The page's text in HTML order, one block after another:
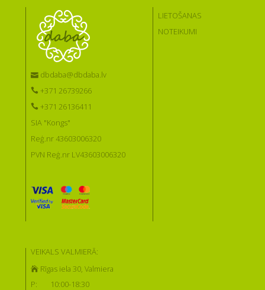
dbdaba@dbdaba.lv
+371 26739266
+371 26136411
SIA "Kongs"
Reģ.nr 43603006320
PVN Reģ.nr LV43603006320
LIETOŠANAS
NOTEIKUMI
VEIKALS VALMIERĀ:
Rīgas iela 30, Valmiera
P:
10:00-18:30